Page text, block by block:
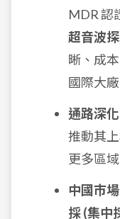
MDR 認
超音波
晰、成
國際大
通路深化
推動其
更多區
中國市場
採 (集中